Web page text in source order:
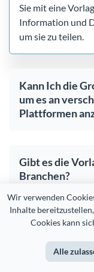
Wir verwenden
Inhalte
Cookies kann
Alle
Sie mit eine
Information und
um sie zu teilen.
Kann Ich die
um es an
Plattformen
Gibt es die
Branchen?
Sind die